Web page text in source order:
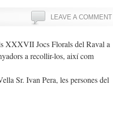
LEAVE A COMMENT
XXXVII Jocs Florals del Raval a
a recollir-los, així com
Sr. Ivan Pera, les persones del